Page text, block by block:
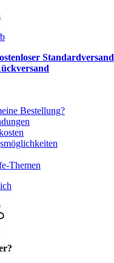
Standardversand
Bestellung?
Themen